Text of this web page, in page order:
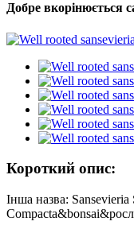
Добре вкорінюється
Короткий опис:
Інша назва: